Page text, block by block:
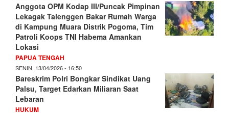
Anggota OPM Kodap III/Puncak Pimpinan
Lekagak Talenggen Bakar Rumah Warga
di Kampung Muara Distrik Pogoma, Tim
Patroli Koops TNI Habema Amankan
Lokasi
PAPUA TENGAH
SENIN, 13/04/2026 - 16:50
Bareskrim Polri Bongkar Sindikat Uang
Palsu, Target Edarkan Miliaran Saat
Lebaran
HUKUM